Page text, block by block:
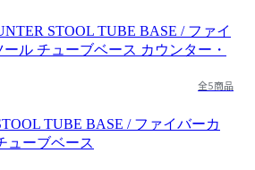
全5商品
TUBE BASE / ファイバーカ
ューブベース